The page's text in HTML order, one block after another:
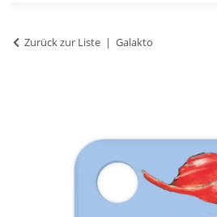
Zurück zur Liste Galakto